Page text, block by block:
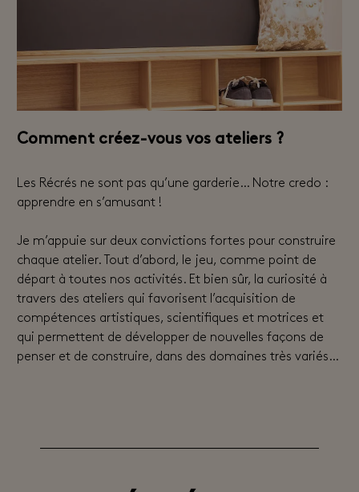
Comment créez-vous vos ateliers ?
Les Récrés ne sont pas qu’une garderie… Notre credo :
apprendre en s’amusant !
Je m’appuie sur deux convictions fortes pour construire
chaque atelier. Tout d’abord, le jeu, comme point de
départ à toutes nos activités. Et bien sûr, la curiosité à
travers des ateliers qui favorisent l’acquisition de
compétences artistiques, scientifiques et motrices et
qui permettent de développer de nouvelles façons de
penser et de construire, dans des domaines très variés…